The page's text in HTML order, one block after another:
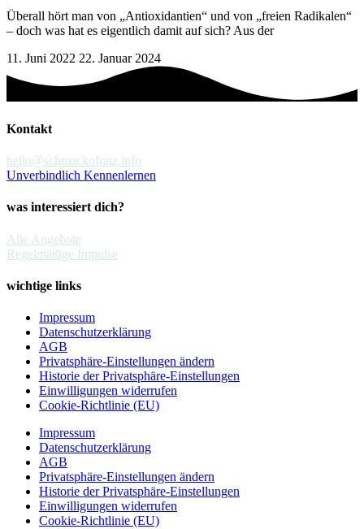
Überall hört man von „Antioxidantien“ und von „freien Radikalen“
– doch was hat es eigentlich damit auf sich? Aus der
11. Juni 2022 22. Januar 2024
Kontakt
hello@schmackofratz.info
Unverbindlich Kennenlernen
was interessiert dich?
Alle Angebote
Regelmäßige Impulse
wichtige links
Impressum
Datenschutzerklärung
AGB
Privatsphäre-Einstellungen ändern
Historie der Privatsphäre-Einstellungen
Einwilligungen widerrufen
Cookie-Richtlinie (EU)
Impressum
Datenschutzerklärung
AGB
Privatsphäre-Einstellungen ändern
Historie der Privatsphäre-Einstellungen
Einwilligungen widerrufen
Cookie-Richtlinie (EU)